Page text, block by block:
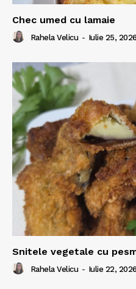
Chec umed cu lamaie
Rahela Velicu - Iulie 25, 2026
Snitele vegetale cu
Rahela Velicu - Iulie 22, 2026